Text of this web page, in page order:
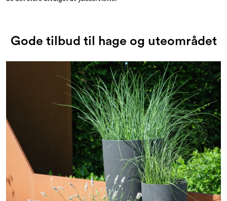
Gode tilbud til hage og uteområdet